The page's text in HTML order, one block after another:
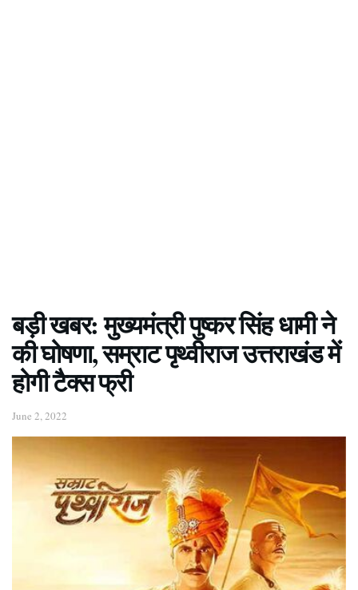
बड़ी खबर: मुख्यमंत्री पुष्कर सिंह धामी ने
की घोषणा, सम्राट पृथ्वीराज उत्तराखंड में
होगी टैक्स फ्री
June 2, 2022